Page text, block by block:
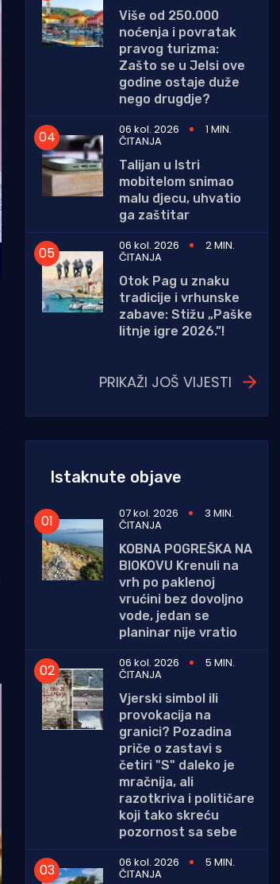
Više od 250.000
noćenja i povratak
pravog turizma:
Zašto se u Jelsi ove
godine ostaje duže
nego drugdje?
06 kol. 2026
1 MIN.
ČITANJA
Talijan u Istri
mobitelom snimao
malu djecu, uhvatio
ga zaštitar
06 kol. 2026
2 MIN.
ČITANJA
Otok Pag u znaku
tradicije i vrhunske
zabave: Stižu „Paške
litnje igre 2026.”!
PRIKAŽI JOŠ VIJESTI
Istaknute objave
07 kol. 2026 3 MIN.
ČITANJA
KOBNA POGREŠKA NA
BIOKOVU Krenuli na
vrh po paklenoj
vrućini bez dovoljno
vode, jedan se
planinar nije vratio
06 kol. 2026
5 MIN.
ČITANJA
Vjerski simbol ili
provokacija na
granici? Pozadina
priče o zastavi s
četiri "S" daleko je
mračnija, ali
razotkriva i političare
koji tako skreću
pozornost sa sebe
06 kol. 2026
5 MIN.
ČITANJA